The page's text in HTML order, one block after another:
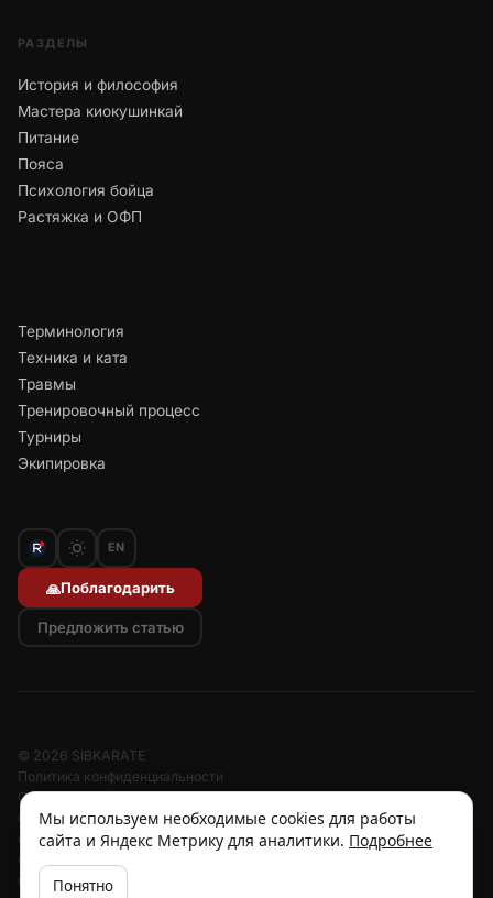
РАЗДЕЛЫ
История и философия
Мастера киокушинкай
Питание
Пояса
Психология бойца
Растяжка и ОФП
Терминология
Техника и ката
Травмы
Тренировочный процесс
Турниры
Экипировка
EN
🙏Поблагодарить
Предложить статью
© 2026 SIBKARATE
Политика конфиденциальности
Отписаться от рассылок
Согласие на обработку персональных данных
Согласие на рассылку
Отзыв согласия
Cookies
Мы используем необходимые cookies для работы
сайта и Яндекс Метрику для аналитики. Подробнее
Понятно